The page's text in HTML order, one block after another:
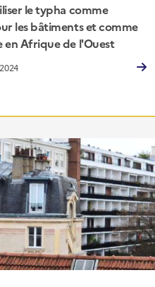
le typha comme
les bâtiments et comme
en Afrique de l'Ouest